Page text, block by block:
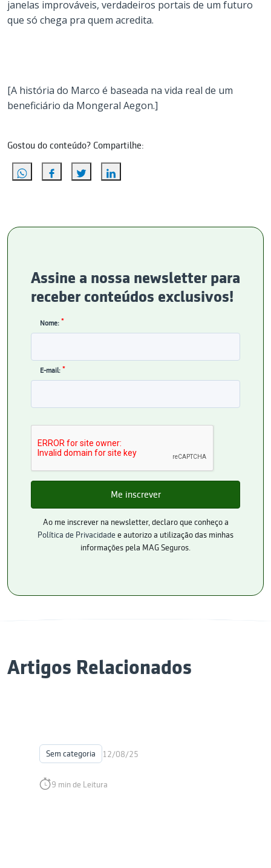
janelas improváveis, verdadeiros portais de um futuro
que só chega pra quem acredita.
[A história do Marco é baseada na vida real de um
beneficiário da Mongeral Aegon.]
Gostou do conteúdo? Compartilhe:
Assine a nossa newsletter para
receber conteúdos exclusivos!
Nome: *
E-mail: *
Ao me inscrever na newsletter, declaro que conheço a
Política de Privacidade e autorizo a utilização das minhas
informações pela MAG Seguros.
Artigos Relacionados
Sem categoria 12/08/25
9 min de Leitura